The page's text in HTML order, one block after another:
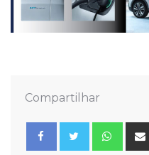
Compartilhar